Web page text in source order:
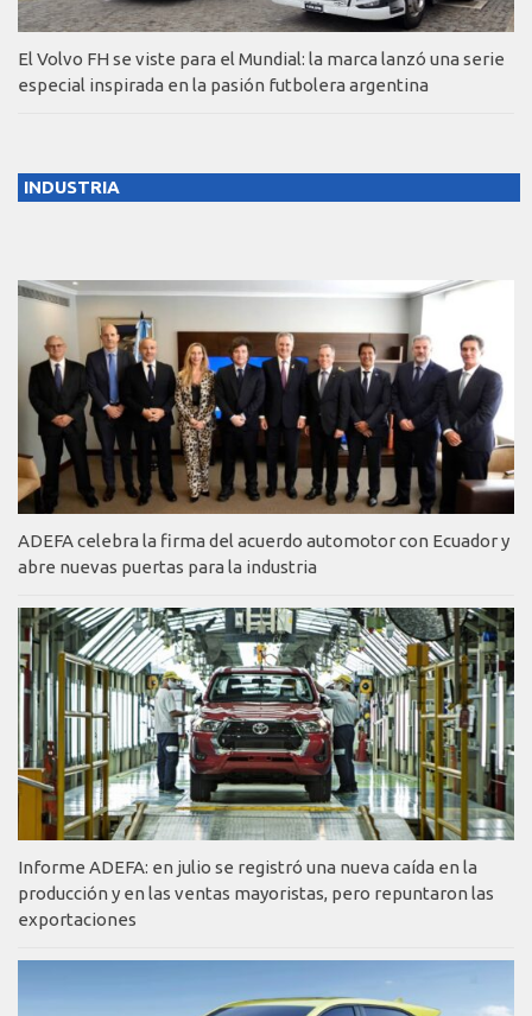
El Volvo FH se viste para el Mundial: la marca lanzó una serie
especial inspirada en la pasión futbolera argentina
INDUSTRIA
ADEFA celebra la firma del acuerdo automotor con Ecuador y
abre nuevas puertas para la industria
Informe ADEFA: en julio se registró una nueva caída en la
producción y en las ventas mayoristas, pero repuntaron las
exportaciones